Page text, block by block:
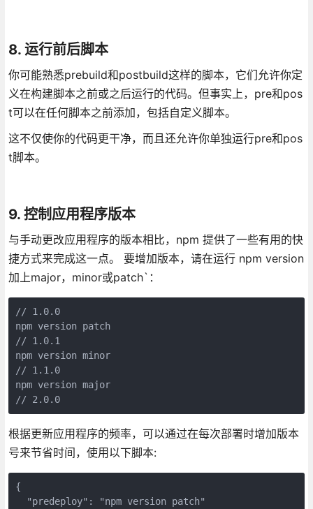
8. 运行前后脚本
你可能熟悉prebuild和postbuild这样的脚本，它们允许你定
义在构建脚本之前或之后运行的代码。但事实上，pre和pos
t可以在任何脚本之前添加，包括自定义脚本。
这不仅使你的代码更干净，而且还允许你单独运行pre和pos
t脚本。
9. 控制应用程序版本
与手动更改应用程序的版本相比，npm 提供了一些有用的快
捷方式来完成这一点。 要增加版本，请在运行 npm version
加上major，minor或patch`：
// 1.0.0
npm version patch
// 1.0.1
npm version minor
// 1.1.0
npm version major
// 2.0.0
根据更新应用程序的频率，可以通过在每次部署时增加版本
号来节省时间，使用以下脚本:
{
  "predeploy": "npm version patch"